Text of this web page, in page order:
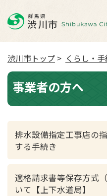
渋川市トップ > くらし・手
事業者の方へ
排水設備指定工事店の
する手続き
適格請求書等保存方式
いて【上下水道局】